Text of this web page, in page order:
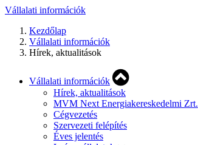
Vállalati információk
Kezdőlap
Vállalati információk
Hírek, aktualitások
Vállalati információk
Hírek, aktualitások
MVM Next Energiakereskedelmi Zrt.
Cégvezetés
Szervezeti felépítés
Éves jelentés